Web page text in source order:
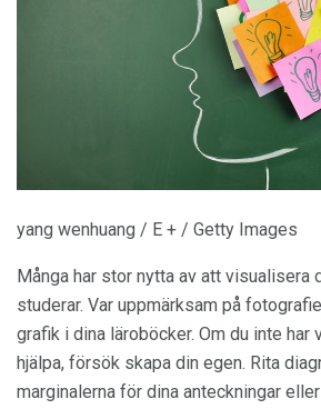
yang wenhuang / E + / Getty Images
Många har stor nytta av att visualisera
studerar. Var uppmärksam på
grafik i dina läroböcker. Om du inte har
hjälpa, försök skapa din egen. Rita
marginalerna för dina anteckningar